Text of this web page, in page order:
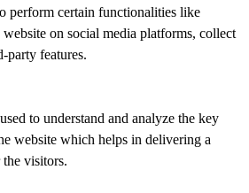
perform certain functionalities like
on social media platforms, collect
party features.
to understand and analyze the key
website which helps in delivering a
the visitors.